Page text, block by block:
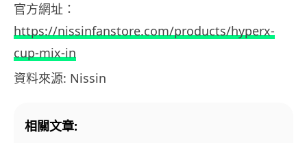
官方網址：
https://nissinfanstore.com/products/hyperx-
cup-mix-in
資料來源: Nissin
相關文章: